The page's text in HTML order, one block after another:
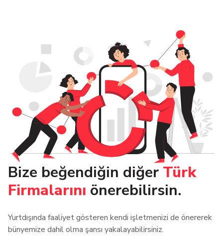
Bize beğendiğin diğer Türk
Firmalarını önerebilirsin.
Yurtdışında faaliyet gösteren kendi işletmenizi de önererek
bünyemize dahil olma şansı yakalayabilirsiniz.